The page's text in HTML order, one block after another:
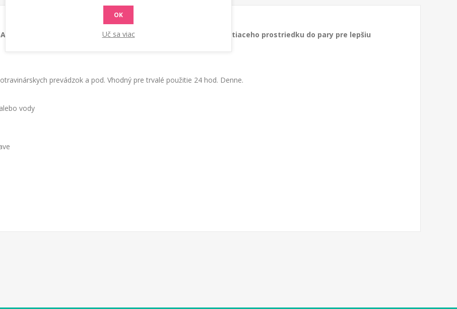
Možnosť čistenia parou s možnosťou plynulého pridávania čistiaceho prostriedku do pary pre lepšiu
prevádzok a pod. Vhodný pre trvalé použitie 24 hod. Denne.
vody
OK
Uč sa viac